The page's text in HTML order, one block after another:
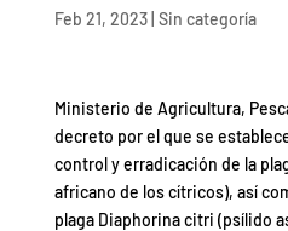
Feb 21, 2023| Sin categoría
Ministerio de Agricultura,
decreto por el que se
control y erradicación de la
africano de los cítricos), así
plaga Diaphorina citri (psílido